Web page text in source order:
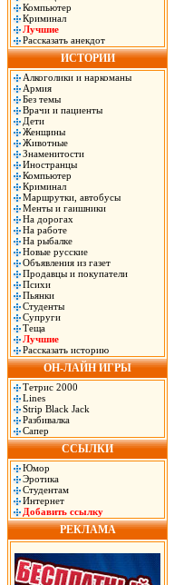
Компьютер
Криминал
Лучшие
Рассказать анекдот
ИСТОРИИ
Алкоголики и наркоманы
Армия
Без темы
Врачи и пациенты
Дети
Женщины
Животные
Знаменитости
Иностранцы
Компьютер
Криминал
Маршрутки, автобусы
Менты и гаишники
На дорогах
На работе
На рыбалке
Новые русские
Объявления из газет
Продавцы и покупатели
Психи
Пьянки
Студенты
Супруги
Теща
Лучшие
Рассказать историю
ОН-ЛАЙН ИГРЫ
Тетрис 2000
Lines
Strip Black Jack
Разбивалка
Сапер
ССЫЛКИ
Юмор
Эротика
Студентам
Интернет
Добавить ссылку
РЕКЛАМА